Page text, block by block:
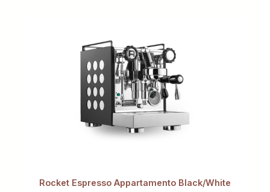
Rocket Espresso Appartamento Black/White